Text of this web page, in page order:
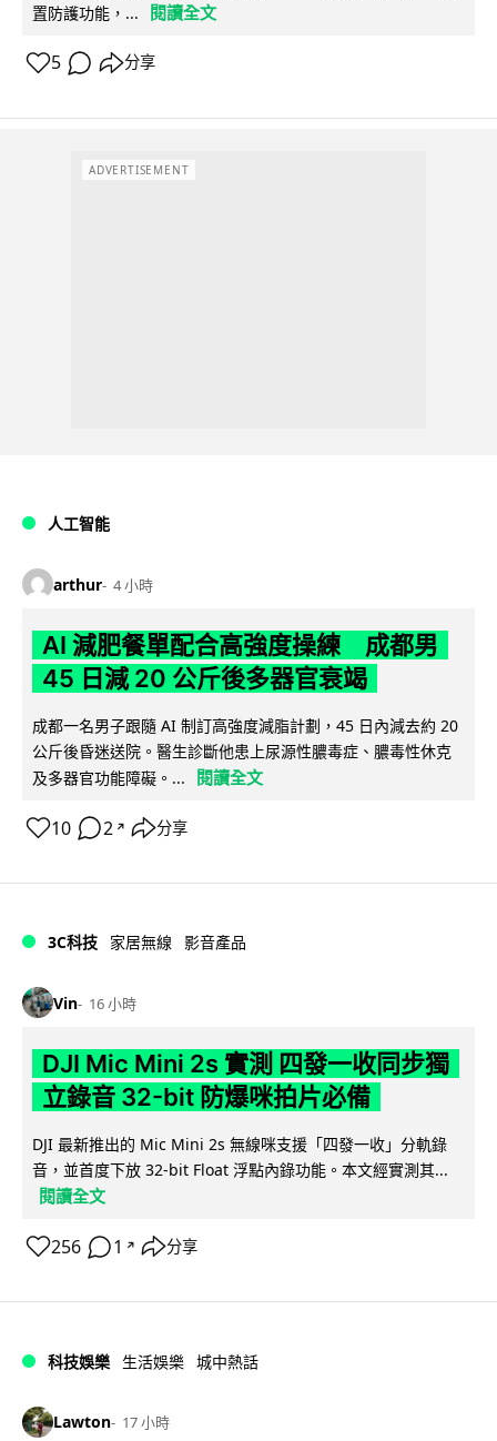
置防護功能，...
閱讀全文
5 分享
ADVERTISEMENT
人工智能
arthur 4 小時
AI 減肥餐單配合高強度操練 成都男
45 日減 20 公斤後多器官衰竭
成都一名男子跟隨 AI 制訂高強度減脂計劃，45 日內減去約 20
公斤後昏迷送院。醫生診斷他患上尿源性膿毒症、膿毒性休克
及多器官功能障礙。...
閱讀全文
10 2 ↗ 分享
3C科技 家居無線 影音產品
Vin 16 小時
DJI Mic Mini 2s 實測 四發一收同步獨
立錄音 32-bit 防爆咪拍片必備
DJI 最新推出的 Mic Mini 2s 無線咪支援「四發一收」分軌錄
音，並首度下放 32-bit Float 浮點內錄功能。本文經實測其...
閱讀全文
256 1 ↗ 分享
科技娛樂 生活娛樂 城中熱話
Lawton 17 小時